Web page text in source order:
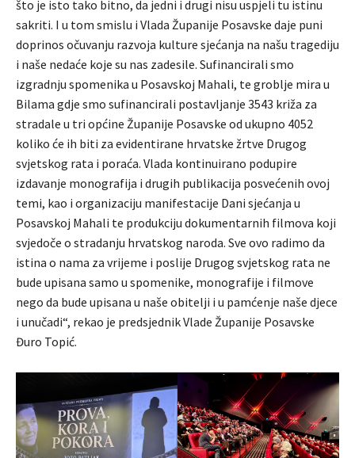
što je isto tako bitno, da jedni i drugi nisu uspjeli tu istinu
sakriti. I u tom smislu i Vlada Županije Posavske daje puni
doprinos očuvanju razvoja kulture sjećanja na našu tragediju
i naše nedaće koje su nas zadesile. Sufinancirali smo
izgradnju spomenika u Posavskoj Mahali, te groblje mira u
Bilama gdje smo sufinancirali postavljanje 3543 križa za
stradale u tri općine Županije Posavske od ukupno 4052
koliko će ih biti za evidentirane hrvatske žrtve Drugog
svjetskog rata i poraća. Vlada kontinuirano podupire
izdavanje monografija i drugih publikacija posvećenih ovoj
temi, kao i organizaciju manifestacije Dani sjećanja u
Posavskoj Mahali te produkciju dokumentarnih filmova koji
svjedoče o stradanju hrvatskog naroda. Sve ovo radimo da
istina o nama za vrijeme i poslije Drugog svjetskog rata ne
bude upisana samo u spomenike, monografije i filmove
nego da bude upisana u naše obitelji i u pamćenje naše djece
i unučadi“, rekao je predsjednik Vlade Županije Posavske
Đuro Topić.